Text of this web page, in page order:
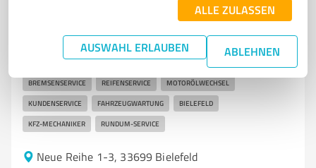
ALLE ZULASSEN
AUSWAHL ERLAUBEN ABLEHNEN
D & D Bielefeld - Ihre zuverlässige Autowerkstatt für
Reparaturen und Service
AUTOWERKSTATT FAHRZEUGREPARATUR INSPEKTION
BREMSENSERVICE REIFENSERVICE MOTORÖLWECHSEL
KUNDENSERVICE FAHRZEUGWARTUNG BIELEFELD
KFZ-MECHANIKER RUNDUM-SERVICE
Neue Reihe 1-3, 33699 Bielefeld